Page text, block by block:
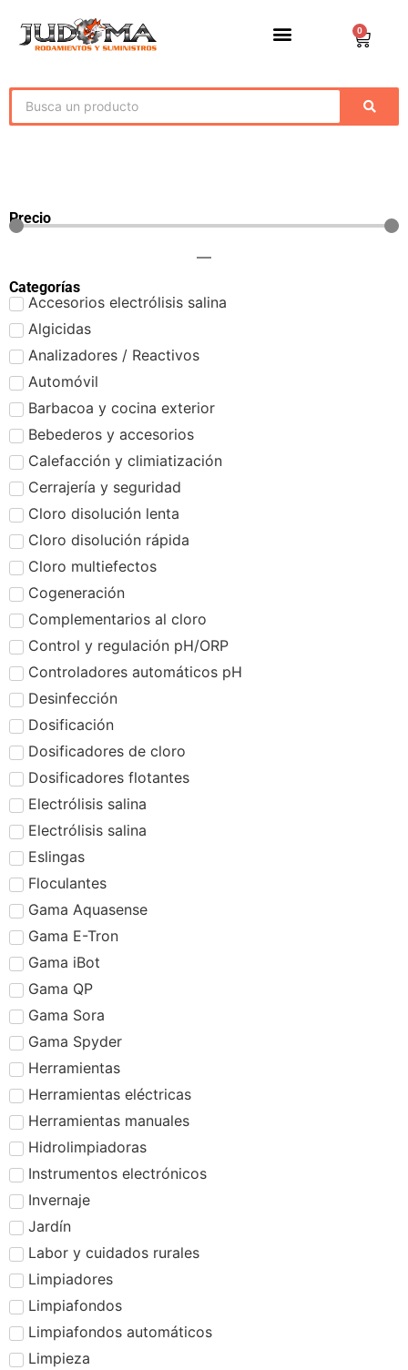
0
Precio
—
Categorías
Accesorios electrólisis salina
Algicidas
Analizadores / Reactivos
Automóvil
Barbacoa y cocina exterior
Bebederos y accesorios
Calefacción y climiatización
Cerrajería y seguridad
Cloro disolución lenta
Cloro disolución rápida
Cloro multiefectos
Cogeneración
Complementarios al cloro
Control y regulación pH/ORP
Controladores automáticos pH
Desinfección
Dosificación
Dosificadores de cloro
Dosificadores flotantes
Electrólisis salina
Electrólisis salina
Eslingas
Floculantes
Gama Aquasense
Gama E-Tron
Gama iBot
Gama QP
Gama Sora
Gama Spyder
Herramientas
Herramientas eléctricas
Herramientas manuales
Hidrolimpiadoras
Instrumentos electrónicos
Invernaje
Jardín
Labor y cuidados rurales
Limpiadores
Limpiafondos
Limpiafondos automáticos
Limpieza